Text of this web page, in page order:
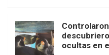
ocultas en